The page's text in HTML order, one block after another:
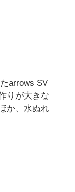
arrows SV
りが大きな
か、水ぬれ